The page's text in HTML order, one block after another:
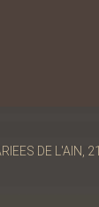
DE L'AIN,